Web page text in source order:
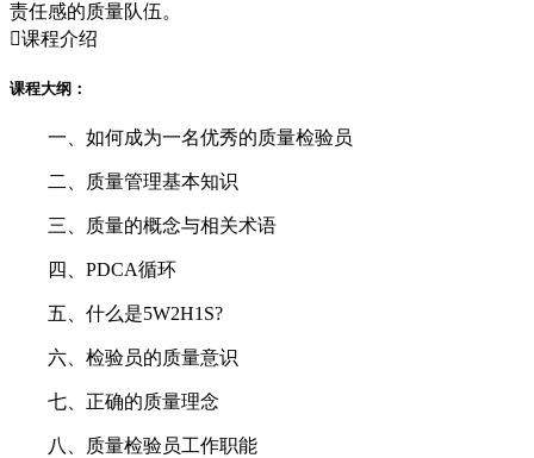
责任感的质量队伍。
课程介绍
课程大纲：
一、如何成为一名优秀的质量检验员
二、质量管理基本知识
三、质量的概念与相关术语
四、PDCA循环
五、什么是5W2H1S?
六、检验员的质量意识
七、正确的质量理念
八、质量检验员工作职能